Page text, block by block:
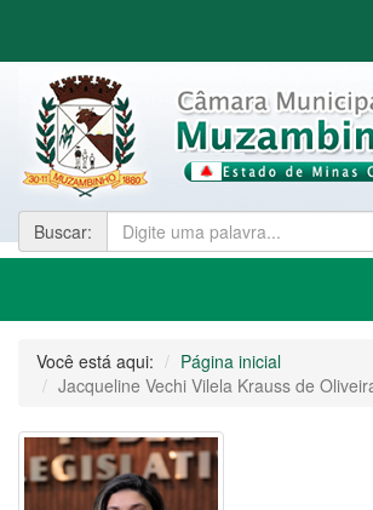
Buscar:
Você está aqui:
Página inicial
Jacqueline Vechi Vilela Krauss de